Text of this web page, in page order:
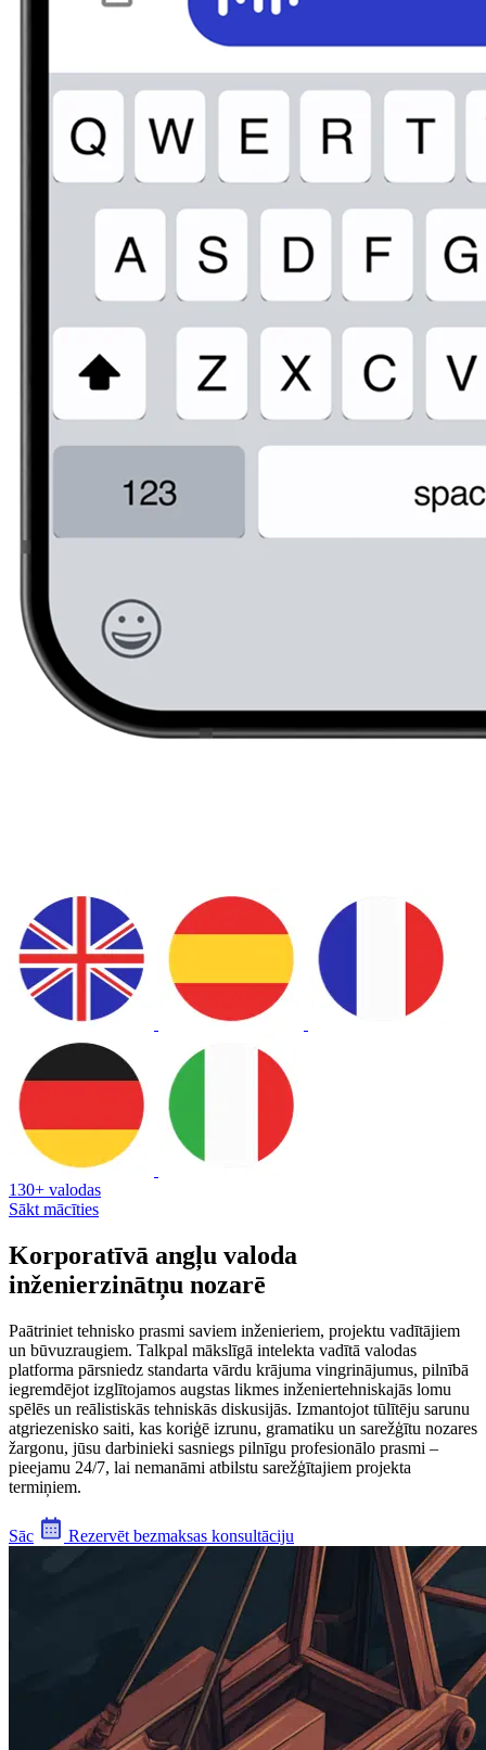
130+ valodas
Sākt mācīties
Korporatīvā angļu valoda
inženierzinātņu nozarē
Paātriniet tehnisko prasmi saviem inženieriem, projektu vadītājiem
un būvuzraugiem. Talkpal mākslīgā intelekta vadītā valodas
platforma pārsniedz standarta vārdu krājuma vingrinājumus, pilnībā
iegremdējot izglītojamos augstas likmes inženiertehniskajās lomu
spēlēs un reālistiskās tehniskās diskusijās. Izmantojot tūlītēju sarunu
atgriezenisko saiti, kas koriģē izrunu, gramatiku un sarežģītu nozares
žargonu, jūsu darbinieki sasniegs pilnīgu profesionālo prasmi –
pieejamu 24/7, lai nemanāmi atbilstu sarežģītajiem projekta
termiņiem.
Sāc Rezervēt bezmaksas konsultāciju